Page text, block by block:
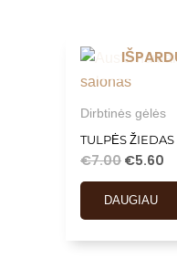
Dirbtinės gėlės
TULPĖS ŽIEDAS
€7.00 €5.60
DAUGIAU